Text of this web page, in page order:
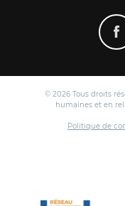
© 2026 Tous droits
humaines et en
Politique de